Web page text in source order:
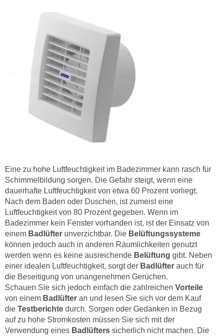
Eine zu hohe Luftfeuchtigkeit im Badezimmer kann rasch für
Schimmelbildung sorgen. Die Gefahr steigt, wenn eine
dauerhafte Luftfeuchtigkeit von etwa 60 Prozent vorliegt.
Nach dem Baden oder Duschen, ist zumeist eine
Luftfeuchtigkeit von 80 Prozent gegeben. Wenn im
Badezimmer kein Fenster vorhanden ist, ist der Einsatz von
einem Badlüfter unverzichtbar. Die Belüftungssysteme
können jedoch auch in anderen Räumlichkeiten genutzt
werden wenn es keine ausreichende Belüftung gibt. Neben
einer idealen Luftfeuchtigkeit, sorgt der Badlüfter auch für
die Beseitigung von unangenehmen Gerüchen.
Schauen Sie sich jedoch einfach die zahlreichen Vorteile
von einem Badlüfter an und lesen Sie sich vor dem Kauf
die Testberichte durch. Sorgen oder Gedanken in Bezug
auf zu hohe Stromkosten müssen Sie sich mit der
Verwendung eines Badlüfters sicherlich nicht machen. Die